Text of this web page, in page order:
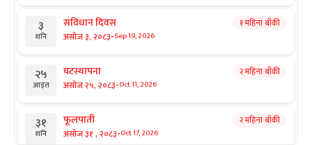
३
शनि
संविधान दिवस
असोज ३, २०८३-Sep 19, 2026
१ महिना बाँकी
२५
आइत
घटस्थापना
असोज २५, २०८३-Oct 11, 2026
२ महिना बाँकी
३१
शनि
फूलपाती
असोज ३१ , २०८३-Oct 17, 2026
२ महिना बाँकी